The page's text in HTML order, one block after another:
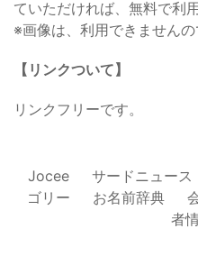
ていただければ、無料で利
※画像は、利用できませんの
【リンクついて】
リンクフリーです。
Jocee サードニュース
ゴリー
お名前辞典
者